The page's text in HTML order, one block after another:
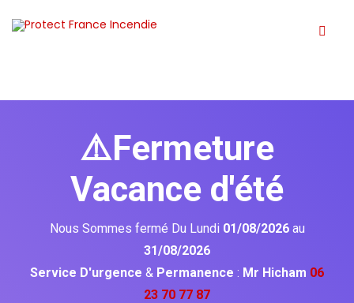
⚠️Fermeture
Vacance d'été
Nous Sommes fermé Du Lundi 01/08/2026 au
31/08/2026
Service D'urgence & Permanence : Mr Hicham 06
23 70 77 87